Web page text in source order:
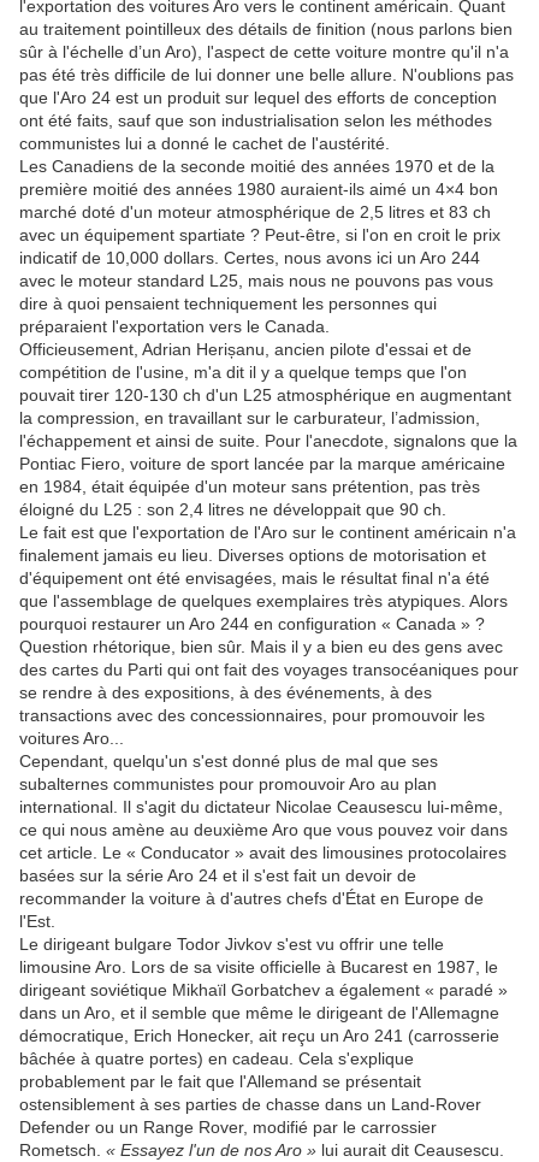
l'exportation des voitures Aro vers le continent américain. Quant
au traitement pointilleux des détails de finition (nous parlons bien
sûr à l'échelle d’un Aro), l'aspect de cette voiture montre qu'il n'a
pas été très difficile de lui donner une belle allure. N'oublions pas
que l'Aro 24 est un produit sur lequel des efforts de conception
ont été faits, sauf que son industrialisation selon les méthodes
communistes lui a donné le cachet de l'austérité.
Les Canadiens de la seconde moitié des années 1970 et de la
première moitié des années 1980 auraient-ils aimé un 4×4 bon
marché doté d'un moteur atmosphérique de 2,5 litres et 83 ch
avec un équipement spartiate ? Peut-être, si l'on en croit le prix
indicatif de 10,000 dollars. Certes, nous avons ici un Aro 244
avec le moteur standard L25, mais nous ne pouvons pas vous
dire à quoi pensaient techniquement les personnes qui
préparaient l'exportation vers le Canada.
Officieusement, Adrian Herișanu, ancien pilote d'essai et de
compétition de l'usine, m'a dit il y a quelque temps que l'on
pouvait tirer 120-130 ch d'un L25 atmosphérique en augmentant
la compression, en travaillant sur le carburateur, l’admission,
l'échappement et ainsi de suite. Pour l'anecdote, signalons que la
Pontiac Fiero, voiture de sport lancée par la marque américaine
en 1984, était équipée d'un moteur sans prétention, pas très
éloigné du L25 : son 2,4 litres ne développait que 90 ch.
Le fait est que l'exportation de l'Aro sur le continent américain n'a
finalement jamais eu lieu. Diverses options de motorisation et
d'équipement ont été envisagées, mais le résultat final n'a été
que l'assemblage de quelques exemplaires très atypiques. Alors
pourquoi restaurer un Aro 244 en configuration « Canada » ?
Question rhétorique, bien sûr. Mais il y a bien eu des gens avec
des cartes du Parti qui ont fait des voyages transocéaniques pour
se rendre à des expositions, à des événements, à des
transactions avec des concessionnaires, pour promouvoir les
voitures Aro...
Cependant, quelqu'un s'est donné plus de mal que ses
subalternes communistes pour promouvoir Aro au plan
international. Il s'agit du dictateur Nicolae Ceausescu lui-même,
ce qui nous amène au deuxième Aro que vous pouvez voir dans
cet article. Le « Conducator » avait des limousines protocolaires
basées sur la série Aro 24 et il s'est fait un devoir de
recommander la voiture à d'autres chefs d'État en Europe de
l'Est.
Le dirigeant bulgare Todor Jivkov s'est vu offrir une telle
limousine Aro. Lors de sa visite officielle à Bucarest en 1987, le
dirigeant soviétique Mikhaïl Gorbatchev a également « paradé »
dans un Aro, et il semble que même le dirigeant de l'Allemagne
démocratique, Erich Honecker, ait reçu un Aro 241 (carrosserie
bâchée à quatre portes) en cadeau. Cela s'explique
probablement par le fait que l'Allemand se présentait
ostensiblement à ses parties de chasse dans un Land-Rover
Defender ou un Range Rover, modifié par le carrossier
Rometsch. « Essayez l'un de nos Aro » lui aurait dit Ceausescu.